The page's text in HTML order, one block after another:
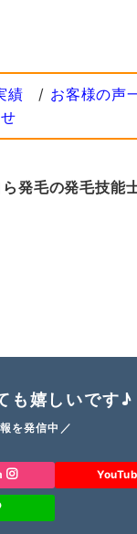
績 / お客様の声
発毛の発毛技能
も嬉しいです♪
を発信中／